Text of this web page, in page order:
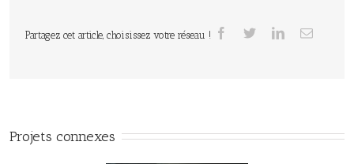
Partagez cet article, choisissez votre réseau !
Projets connexes